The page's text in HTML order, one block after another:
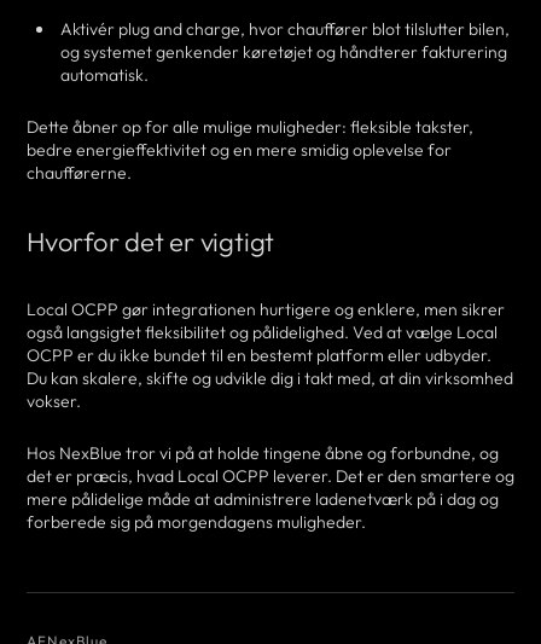
Aktivér plug and charge, hvor chauffører blot tilslutter bilen,
og systemet genkender køretøjet og håndterer fakturering
automatisk.
Dette åbner op for alle mulige muligheder: fleksible takster,
bedre energieffektivitet og en mere smidig oplevelse for
chaufførerne.
Hvorfor det er vigtigt
Local OCPP gør integrationen hurtigere og enklere, men sikrer
også langsigtet fleksibilitet og pålidelighed. Ved at vælge Local
OCPP er du ikke bundet til en bestemt platform eller udbyder.
Du kan skalere, skifte og udvikle dig i takt med, at din virksomhed
vokser.
Hos NexBlue tror vi på at holde tingene åbne og forbundne, og
det er præcis, hvad Local OCPP leverer. Det er den smartere og
mere pålidelige måde at administrere ladenetværk på i dag og
forberede sig på morgendagens muligheder.